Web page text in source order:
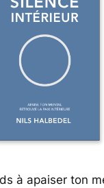
à apaiser ton